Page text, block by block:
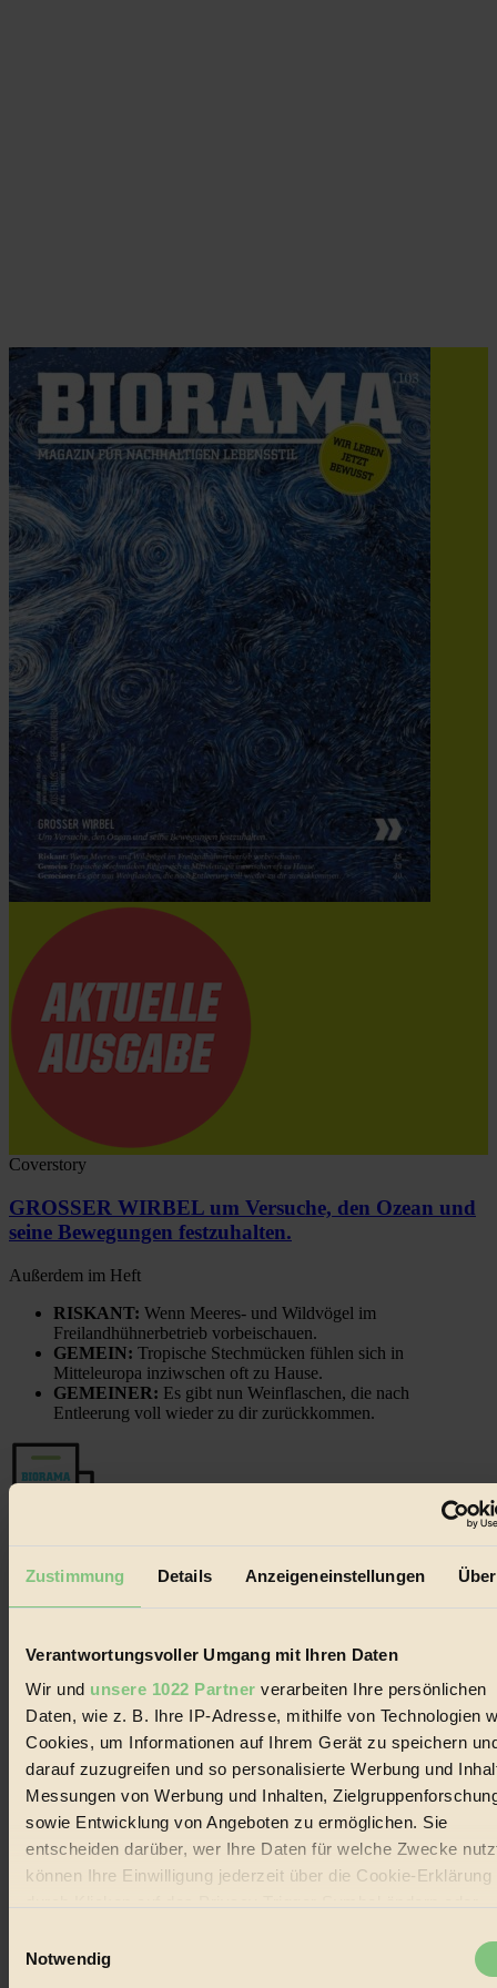
Zustimmung Details Anzeigeneinstellungen
Verantwortungsvoller Umgang mit Ihren Daten
Wir und unsere 1022 Partner verarbeiten Ihre persönlichen
Daten, wie z. B. Ihre IP-Adresse, mithilfe von Technologien
Cookies, um Informationen auf Ihrem Gerät zu speichern
darauf zuzugreifen und so personalisierte Werbung und
Messungen von Werbung und Inhalten,
sowie Entwicklung von Angeboten zu ermöglichen. Sie
entscheiden darüber, wer Ihre Daten für welche Zwecke
können Ihre Einwilligung jederzeit über die Cookie-Erklärung
Notwendig
Coverstory
GROSSER WIRBEL um Versuche, den Ozean und
seine Bewegungen festzuhalten.
Außerdem im Heft
RISKANT: Wenn Meeres- und Wildvögel im
Freilandhühnerbetrieb vorbeischauen.
GEMEIN: Tropische Stechmücken fühlen sich in
Mitteleuropa inziwschen oft zu Hause.
GEMEINER: Es gibt nun Weinflaschen, die nach
Entleerung voll wieder zu dir zurückkommen.
Der BIORAMA-Newsletter
Erhalte in regelmäßigen Abständen die aktuellsten Artikel,
Jetzt eintragen:
© 2026 Biorama GmbH
Impressum & Disclaimer
Biorama steht für einen nachhaltigen Lebensstil und bewussten